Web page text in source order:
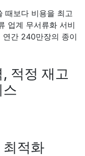
때보다 비용을 최고
업계 무서류화 서비
연간 240만장의 종이
적정 재고
적화